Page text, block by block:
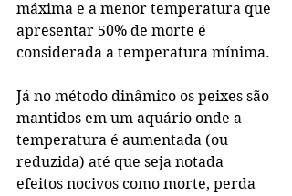
máxima e a menor temperatura que
apresentar 50% de morte é
considerada a temperatura mínima.
Já no método dinâmico os peixes são
mantidos em um aquário onde a
temperatura é aumentada (ou
reduzida) até que seja notada
efeitos nocivos como morte, perda